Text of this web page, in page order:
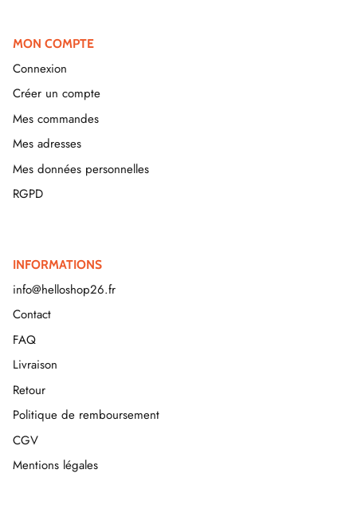
MON COMPTE
Connexion
Créer un compte
Mes commandes
Mes adresses
Mes données personnelles
RGPD
INFORMATIONS
info@helloshop26.fr
Contact
FAQ
Livraison
Retour
Politique de remboursement
CGV
Mentions légales